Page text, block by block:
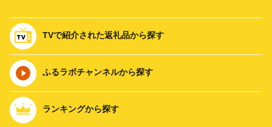
TVで紹介された返礼品から探す
ふるラボチャンネルから探す
ランキングから探す